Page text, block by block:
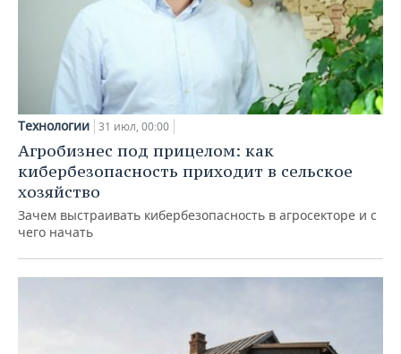
Технологии 31 июл, 00:00
Агробизнес под прицелом: как
кибербезопасность приходит в сельское
хозяйство
Зачем выстраивать кибербезопасность в агросекторе и с
чего начать